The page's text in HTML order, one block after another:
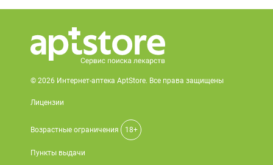
© 2026 Интернет-аптека AptStore. Все права защищены
Лицензии
Возрастные ограничения 18+
Пункты выдачи